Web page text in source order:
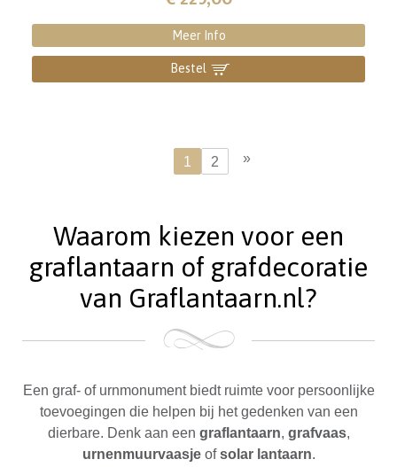
Meer Info
Bestel ]
1 2 »
Waarom kiezen voor een
graflantaarn of grafdecoratie
van Graflantaarn.nl?
Een graf- of urnmonument biedt ruimte voor persoonlijke
toevoegingen die helpen bij het gedenken van een
dierbare. Denk aan een graflantaarn, grafvaas,
urnenmuurvaasjeofsolar lantaarn.